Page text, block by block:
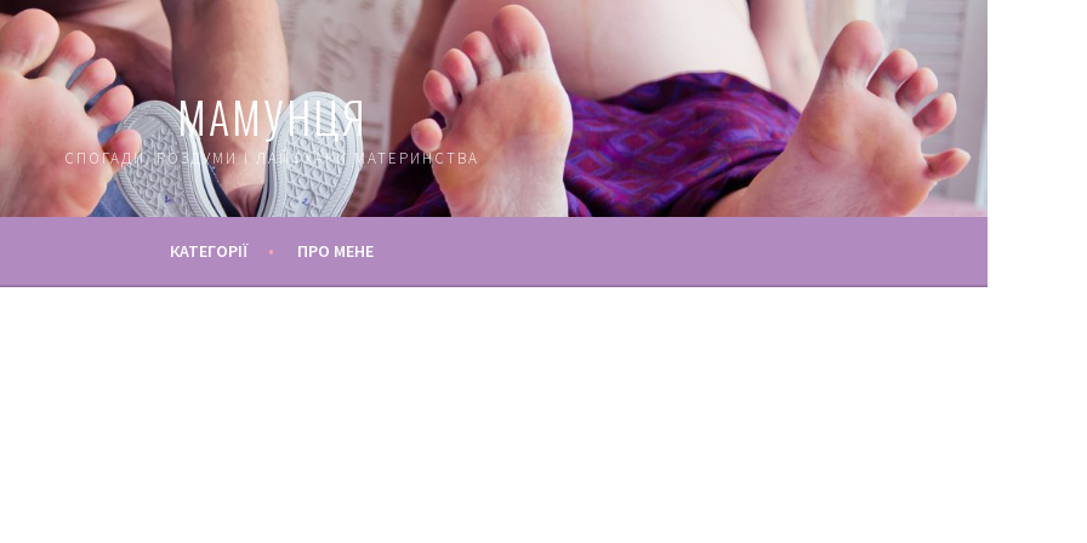
МАМУНЦЯ
СПОГАДИ, РОЗДУМИ І ЛАЙФХАКИ МАТЕРИНСТВА
КАТЕГОРІЇ ПРО МЕНЕ